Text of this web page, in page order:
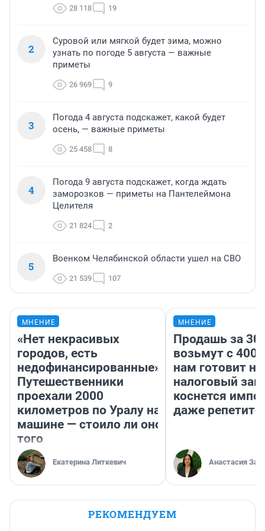
28 118 19
2
Суровой или мягкой будет зима, можно
узнать по погоде 5 августа — важные
приметы
26 969 9
3
Погода 4 августа подскажет, какой будет
осень, — важные приметы
25 458 8
4
Погода 9 августа подскажет, когда ждать
заморозков — приметы на Пантелеймона
Целителя
21 824 2
5
Военком Челябинской области ушел на СВО
21 539 107
МНЕНИЕ
«Нет некрасивых
городов, есть
недофинансированные».
Путешественники
проехали 2000
километров по Уралу на
машине — стоило ли оно
того
Екатерина Литкевич
МНЕНИЕ
Продашь за
возьмут с
нам готовит
налоговый
коснется
даже
Анастасия
РЕКОМЕНДУЕМ